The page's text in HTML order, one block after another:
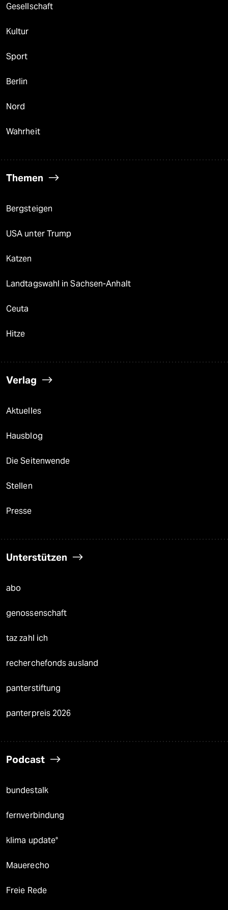
Gesellschaft
Kultur
Sport
Berlin
Nord
Wahrheit
Themen
Bergsteigen
USA unter Trump
Katzen
Landtagswahl in Sachsen-Anhalt
Ceuta
Hitze
Verlag
Aktuelles
Hausblog
Die Seitenwende
Stellen
Presse
Unterstützen
abo
genossenschaft
taz zahl ich
recherchefonds ausland
panterstiftung
panterpreis 2026
Podcast
bundestalk
fernverbindung
klima update°
Mauerecho
Freie Rede